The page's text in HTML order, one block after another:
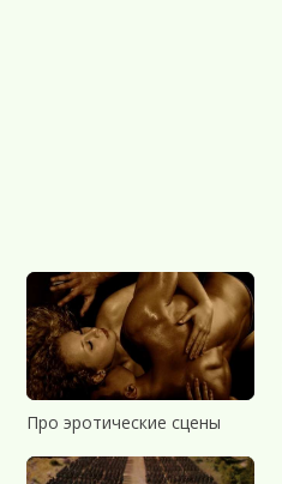
Про эротические сцены